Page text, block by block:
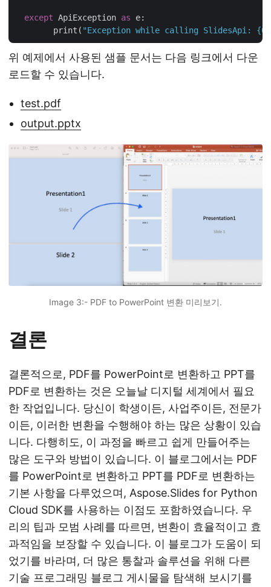
except ApiException as e:
	print(
"Exception while calling SlidesApi:
위 예제에서 사용된 샘플 문서는 다음 링크에서 다운
로드할 수 있습니다.
test.pdf
output.pptx
Image 3:- PDF to PowerPoint 변환 미리보기.
결론
결론적으로, PDF를 PowerPoint로 변환하고 PPT를
PDF로 변환하는 것은 오늘날 디지털 세계에서 필요
한 작업입니다. 당신이 학생이든, 사업주이든, 전문가
이든, 이러한 변환을 수행해야 하는 많은 상황이 있습
니다. 다행히도, 이 과정을 빠르고 쉽게 만들어주는
많은 도구와 방법이 있습니다. 이 블로그에서는 PDF
를 PowerPoint로 변환하고 PPT를 PDF로 변환하는
기본 사항을 다루었으며, Aspose.Slides for Python
Cloud SDK를 사용하는 이점도 포함하였습니다. 우
리의 팁과 모범 사례를 따르면, 변환이 효율적이고 효
과적임을 보장할 수 있습니다. 이 블로그가 도움이 되
었기를 바라며, 더 많은 통찰과 솔루션을 위해 다른
기술 프로그래밍 블로그 게시물을 탐색해 보시기를